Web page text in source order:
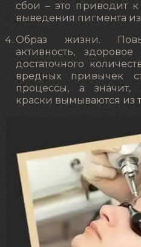
сбои – это приводит
выведения пигмента из
Образ жизни.
активность,
достаточного
вредных привычек
процессы, а значит,
краски вымываются из